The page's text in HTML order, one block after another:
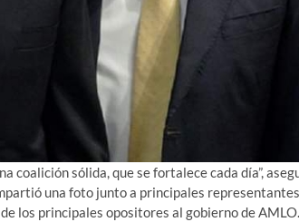
coalición sólida, que se fortalece cada día”,
una foto junto a principales
los principales opositores al gobierno de AMLO.